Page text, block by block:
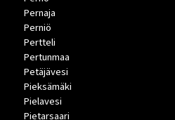
Pernaja
Perniö
Pertteli
Pertunmaa
Petäjävesi
Pieksämäki
Pielavesi
Pietarsaari